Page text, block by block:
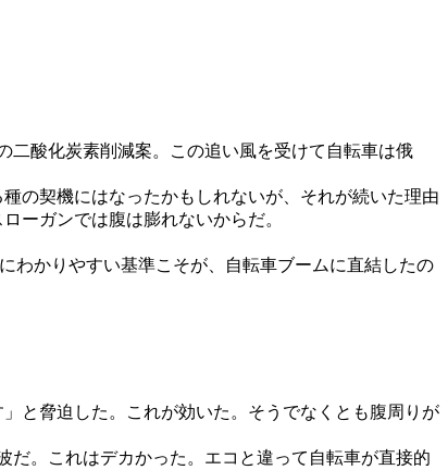
二酸化炭素削減案。この追い風を受けて自転車は俄
の契機にはなったかもしれないが、それが続いた理由
ーガンでは腹は膨れないからだ。
わかりやすい基準こそが、自転車ブームに直結したの
と脅迫した。これが効いた。そうでなくとも腹周りが
。これはデカかった。エコと違って自転車が直接的